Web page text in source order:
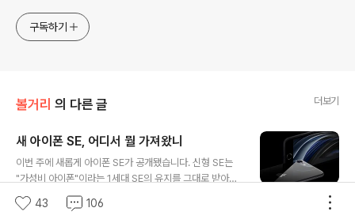
구독하기
볼거리 의 다른 글 더보기
새 아이폰 SE, 어디서 뭘 가져왔니
이번 주에 새롭게 아이폰 SE가 공개됐습니다. 신형 SE는
"가성비 아이폰"이라는 1세대 SE의 유지를 그대로 받아들
이고, 이를 위해 지금까지 애플이 선보였던 다양한 기술들
을 새롭게 조합합니다. 이미 선보인 기술들을 조합해 새로
92 601 2020. 4. 18.
43 106